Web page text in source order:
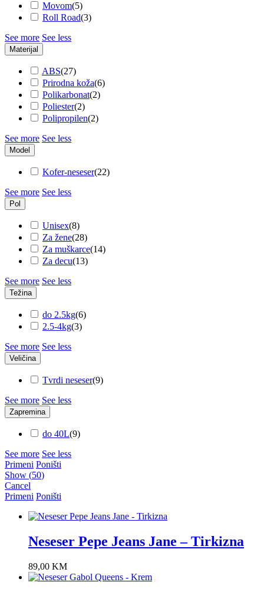
Movom(5)
Roll Road(3)
See more See less
Materijal
ABS(27)
Prirodna koža(6)
Polikarbonat(2)
Poliester(2)
Polipropilen(2)
See more See less
Model
Kofer-neseser(22)
See more See less
Pol
Unisex(8)
Za žene(28)
Za muškarce(14)
Za decu(13)
See more See less
Težina
do 2.5kg(6)
2.5-4kg(3)
See more See less
Veličina
Tvrdi neseser(9)
See more See less
Zapremina
do 40L(9)
See more See less
Primeni Poništi
Show (50)
Cancel
Primeni Poništi
Neseser Pepe Jeans Jane – Tirkizna
89,00 KM